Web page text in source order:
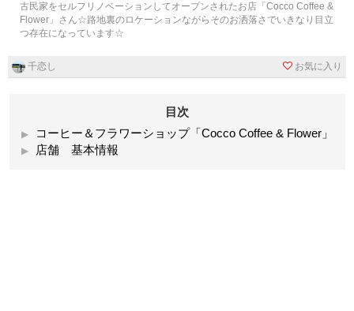
古民家をセルフリノベーションしてオープンされたお店「Cocco Coffee &
Flower」さん☆路地裏のロケーションながらそのお洒落さでいきなり目立
つ存在になっています☆
千恋し お気に入り
目次
コーヒー＆フラワーショップ「Cocco Coffee & Flower」
店舗 基本情報